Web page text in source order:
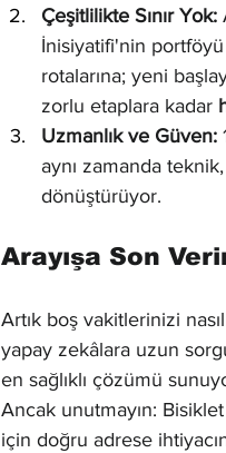
Çeşitlilikte Sınır Yok:
İnisiyatifi'nin
rotalarına; yeni
zorlu etaplara kadar
Uzmanlık ve Güven:
aynı zamanda
dönüştürüyor.
Arayışa Son
Artık boş vakitlerinizi
yapay zekâlara uzun
en sağlıklı çözümü
Ancak unutmayın:
için doğru adrese